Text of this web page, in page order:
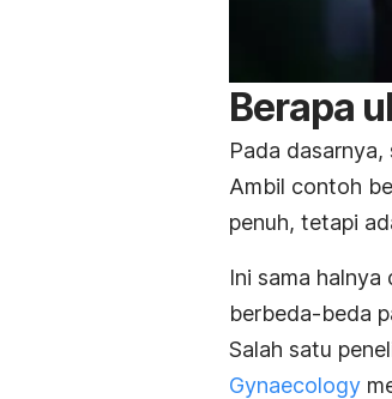
Berapa
Pada
Ambil contoh
penuh, tetapi
Ini sama halnya
berbeda-beda
Salah satu
Gynaecology